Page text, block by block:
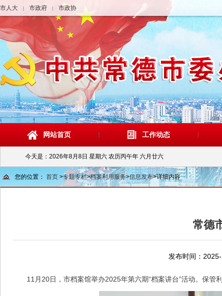
市人大 | 市政府 | 市政协
网站首页 工作动态
今天是： 2026年8月8日 星期六 农历丙午年 六月廿六
您的位置： 首页 >专题专栏>档案利用服务>信息发布>详细内容
常德
发布时间：
11月20日，市档案馆举办2025年第六期“档案讲台”活动。保